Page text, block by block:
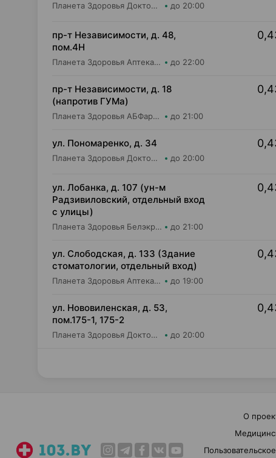
Планета Здоровья Доктор Время ООО Аптека №65 до 20:00
пр-т Независимости, д. 48,
пом.4Н
Планета Здоровья Аптека №28 ООО Аптека №1 до 22:00
пр-т Независимости, д. 18
(напротив ГУМа)
Планета Здоровья АБФармация ИООО Аптека №1 до 21:00
ул. Пономаренко, д. 34
Планета Здоровья Доктор Время ООО Аптека №53 до 20:00
ул. Лобанка, д. 107 (ун-м
Радзивиловский, отдельный вход
с улицы)
Планета Здоровья Белэкрос ОДО Аптека №4 до 21:00
ул. Слободская, д. 133 (Здание
стоматологии, отдельный вход)
Планета Здоровья Аптека №28 ООО Аптека №5 до 19:00
ул. Нововиленская, д. 53,
пом.175-1, 175-2
Планета Здоровья Доктор Таир ООО Аптека №5 до 20:00
О